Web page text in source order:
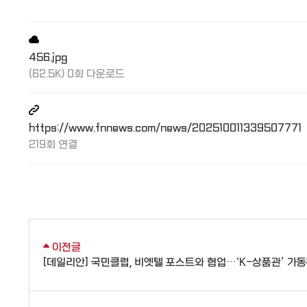
456.jpg
(62.5K) 0회 다운로드
https://www.fnnews.com/news/202510011339507771
219회 연결
이전글
[데일리안] 국민클럽, 비엣텔 포스트와 협업…‘K-상품관’ 가